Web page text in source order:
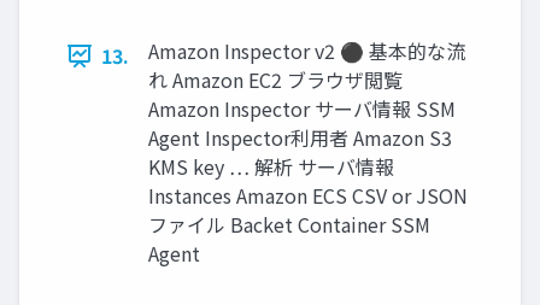
13.
Amazon Inspector v2 ⚫ 基本的な流
れ Amazon EC2 ブラウザ閲覧
Amazon Inspector サーバ情報 SSM
Agent Inspector利用者 Amazon S3
KMS key … 解析 サーバ情報
Instances Amazon ECS CSV or JSON
ファイル Backet Container SSM
Agent